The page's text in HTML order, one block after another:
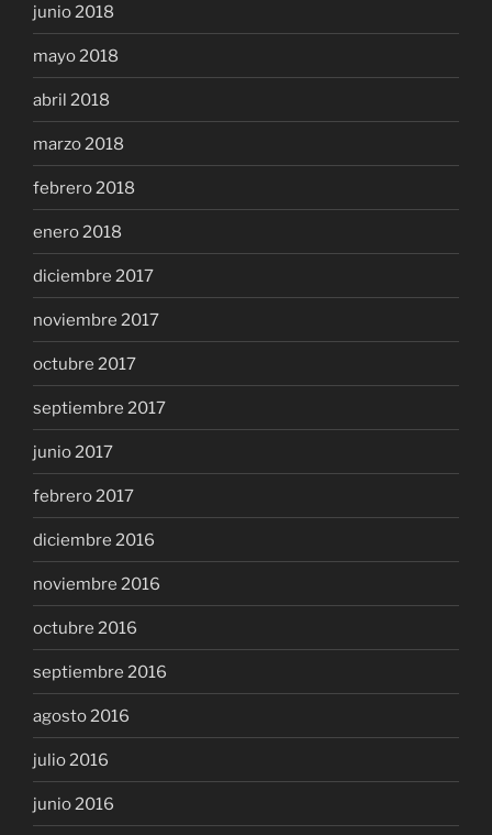
junio 2018
mayo 2018
abril 2018
marzo 2018
febrero 2018
enero 2018
diciembre 2017
noviembre 2017
octubre 2017
septiembre 2017
junio 2017
febrero 2017
diciembre 2016
noviembre 2016
octubre 2016
septiembre 2016
agosto 2016
julio 2016
junio 2016